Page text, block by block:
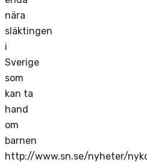
nära
släktingen
i
Sverige
som
kan ta
hand
om
barnen
http://www.sn.se/nyheter/